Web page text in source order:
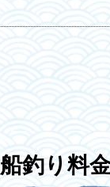
船釣り料